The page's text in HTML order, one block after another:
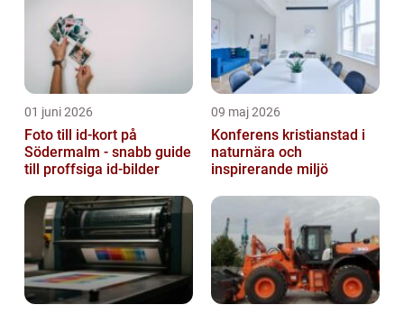
01 juni 2026
Foto till id-kort på
Södermalm - snabb guide
till proffsiga id-bilder
09 maj 2026
Konferens kristianstad i
naturnära och
inspirerande miljö